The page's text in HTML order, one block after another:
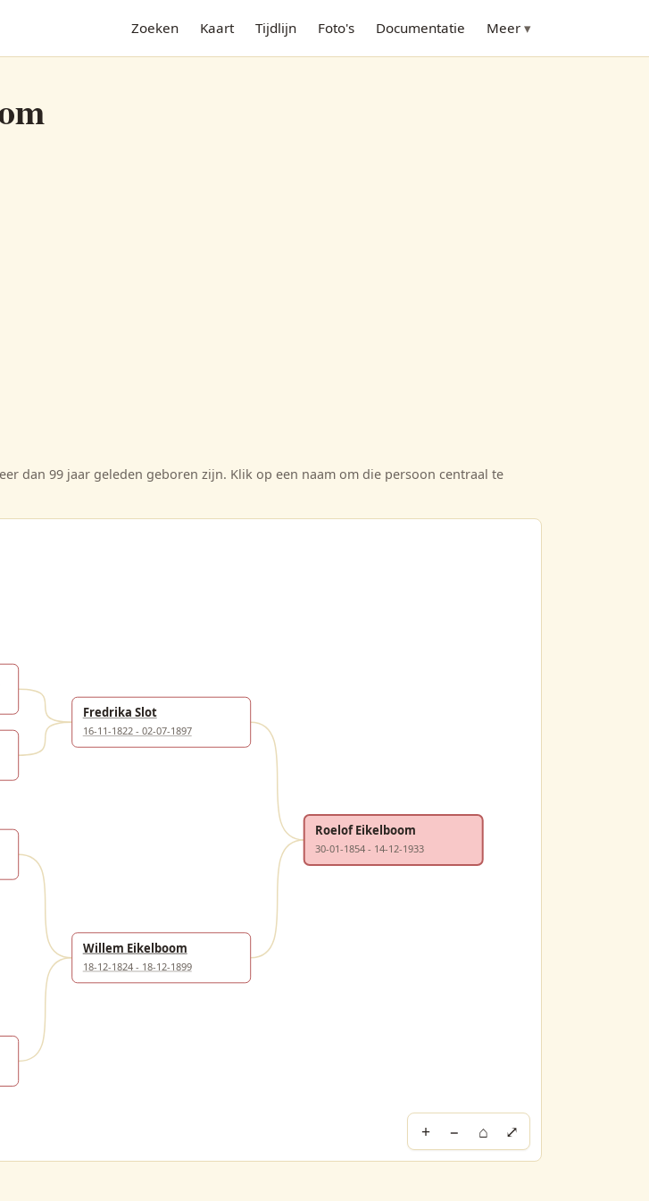
Zoeken Kaart Tijdlijn Foto's Documentatie Meer
dan 99 jaar geleden geboren zijn. Klik op een naam om die persoon centraal te
Fredrika Slot
16-11-1822 - 02-07-1897
Willem Eikelboom
18-12-1824 - 18-12-1899
Roelof Eikelboom
30-01-1854 - 14-12-1933
+ − ⌂ ⤢